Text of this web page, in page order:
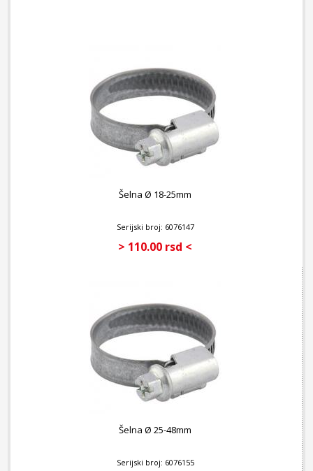
Šelna Ø 18-25mm
Serijski broj: 6076147
> 110.00 rsd <
Šelna Ø 25-48mm
Serijski broj: 6076155